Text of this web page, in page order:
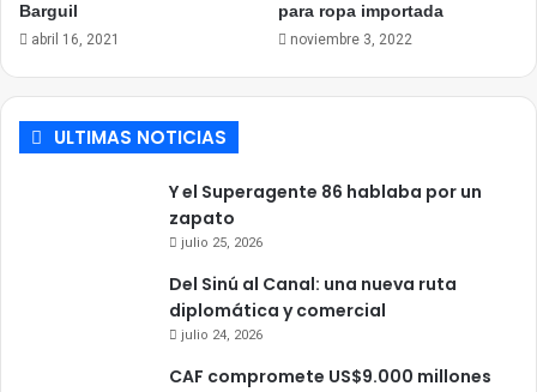
Barguil
abril 16, 2021
para ropa importada
noviembre 3, 2022
ULTIMAS NOTICIAS
Y el Superagente 86 hablaba por un
zapato
julio 25, 2026
Del Sinú al Canal: una nueva ruta
diplomática y comercial
julio 24, 2026
CAF compromete US$9.000 millones